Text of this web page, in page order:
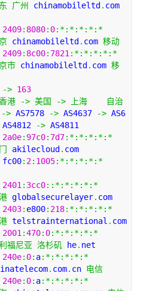
广州 chinamobileltd .
2409: 8080: 0:*:*:*:*:*
chinamobileltd . com 移动
2409: 8c00: 7821:*:*:*:*:*
市 chinamobileltd . com 移
-> 163
港 -> 美国 -> 上海
自治
-> AS7578 -> AS4637 -> AS6
AS4812 -> AS4811
2a0e: 97c0: 7d7:*:*:*:*:*
akilecloud . com
fc00
: 2: 1005:*:*:*:*:*
2401: 3cc0::*:*:*:*:*
globalsecurelayer. com
2403: e800: 218:*:*:*:*:*
telstrainternational . com
2001:470: 0:*:*:*:*:*
福尼亚 洛杉矶 he. net
240e: 0: a:*:*:*:*:*
. com. cn 电信
240e: 0: a:*:*:*:*:*